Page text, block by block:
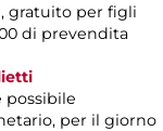
gratuito per figli
di prevendita
possibile
per il giorno